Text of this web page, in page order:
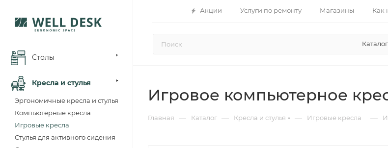
Акции Услуги по ремонту Магазины Как
Каталог
Столы
Кресла и стулья
Эргономичные кресла и стулья
Компьютерные кресла
Игровые кресла
Стулья для активного сидения
Игровое компьютерное
Главная — Каталог — Кресла и стулья — Игровые кресла —